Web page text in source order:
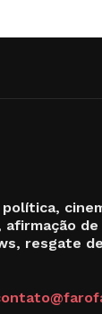
política,
resgate